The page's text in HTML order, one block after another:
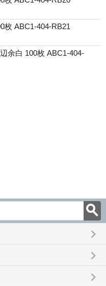
枚 ABC1-404-RB21
余白 100枚 ABC1-404-
keyboard_arrow_right
keyboard_arrow_right
keyboard_arrow_right